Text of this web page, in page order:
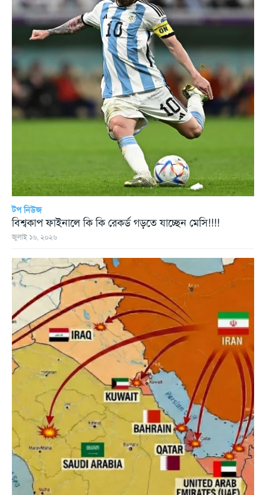
টপ নিউজ
বিশ্বকাপ ফাইনালে কি কি রেকর্ড গড়তে যাচ্ছেন মেসি!!!!
জুলাই ১৬, ২০২৬